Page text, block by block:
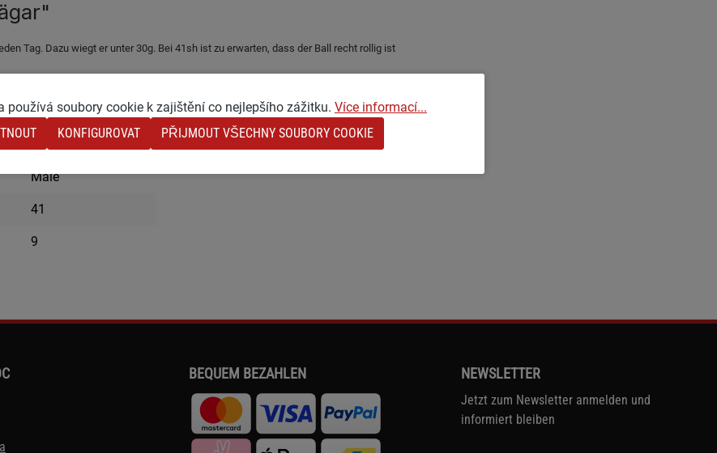
Tag. Dazu wiegt er unter 30g. Bei 41sh ist zu erwarten, dass der Ball recht rollig ist
Malé
41
9
BEQUEM BEZAHLEN NEWSLETTER
Jetzt zum Newsletter anmelden und
informiert bleiben
používá soubory cookie k zajištění co nejlepšího zážitku. Více informací...
KONFIGUROVAT PŘIJMOUT VŠECHNY SOUBORY COOKIE